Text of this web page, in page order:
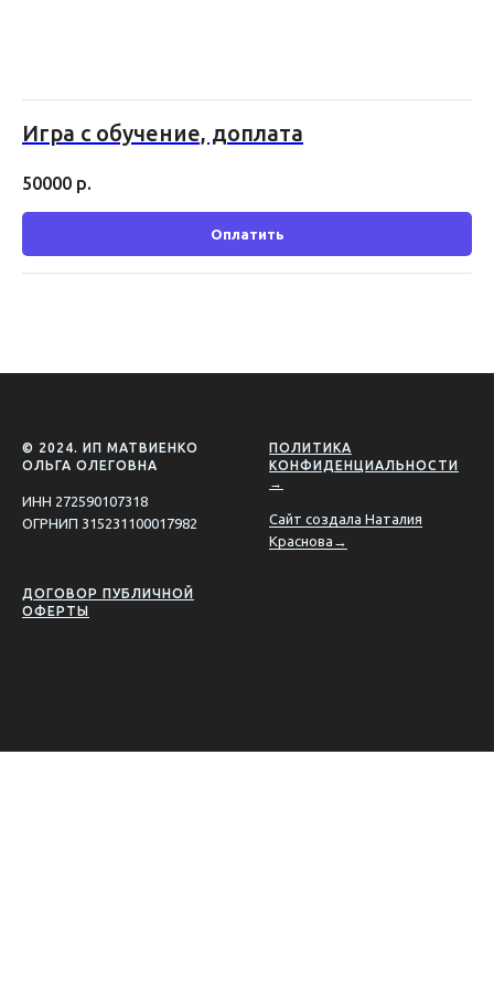
Игра с обучение, доплата
50000 р.
Оплатить
© 2024. ИП МАТВИЕНКО
ОЛЬГА ОЛЕГОВНА
ИНН 272590107318
ОГРНИП 315231100017982
ПОЛИТИКА
КОНФИДЕНЦИАЛЬНОСТИ
→
Сайт создала Наталия
Краснова→
ДОГОВОР ПУБЛИЧНОЙ
ОФЕРТЫ